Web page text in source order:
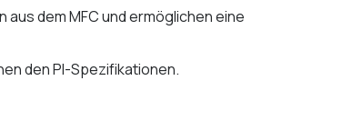
dem MFC und ermöglichen eine
den PI-Spezifikationen.